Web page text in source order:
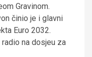
Gravinom.
činio je i glavni
Euro 2032.
na dosjeu za